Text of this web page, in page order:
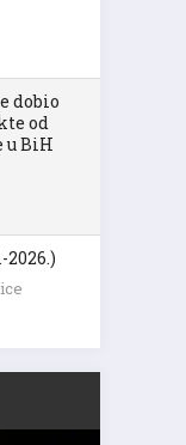
dobio
od
u BiH
2026.)